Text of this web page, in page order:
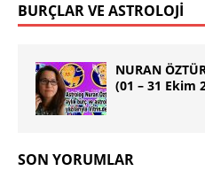
BURÇLAR VE ASTROLOJİ
NURAN
(01 – 31 Ekim
SON YORUMLAR